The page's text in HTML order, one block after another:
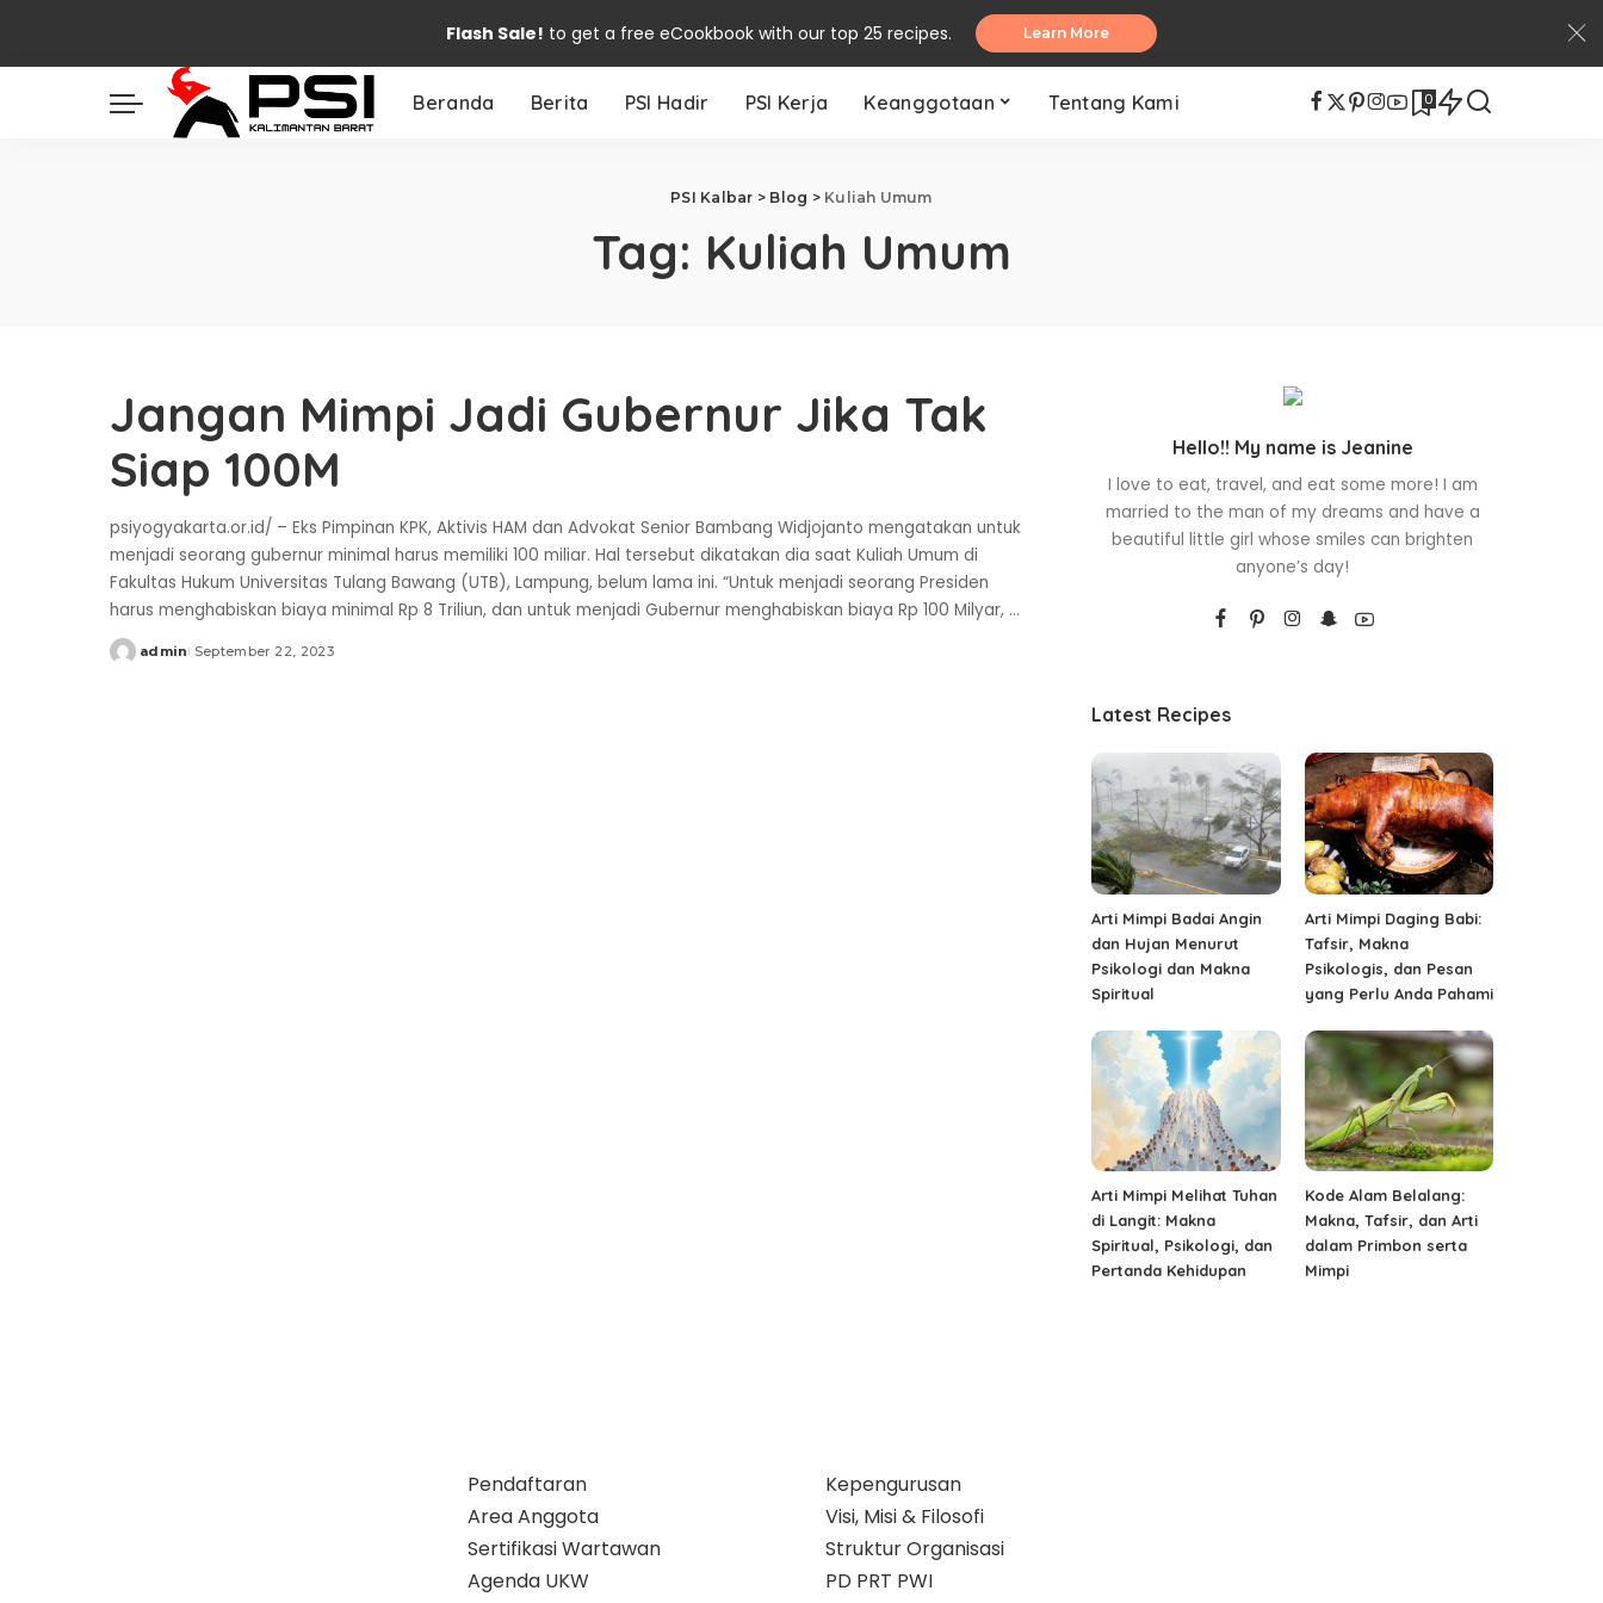
Flash Sale! to get a free eCookbook with our top 25 recipes. Learn More
Beranda Berita PSI Hadir PSI Kerja Keanggotaan Tentang Kami 0
PSI Kalbar > Blog > Kuliah Umum
Tag: Kuliah Umum
Jangan Mimpi Jadi Gubernur Jika Tak
Siap 100M
psiyogyakarta.or.id/ – Eks Pimpinan KPK, Aktivis HAM dan Advokat Senior Bambang Widjojanto mengatakan untuk
menjadi seorang gubernur minimal harus memiliki 100 miliar. Hal tersebut dikatakan dia saat Kuliah Umum di
Fakultas Hukum Universitas Tulang Bawang (UTB), Lampung, belum lama ini. “Untuk menjadi seorang Presiden
harus menghabiskan biaya minimal Rp 8 Triliun, dan untuk menjadi Gubernur menghabiskan biaya Rp 100 Milyar, ...
Posted
admin September 22, 2023
Hello!! My name is Jeanine
I love to eat, travel, and eat some more! I am
married to the man of my dreams and have a
beautiful little girl whose smiles can brighten
anyone’s day!
Latest Recipes
Arti Mimpi Badai Angin
dan Hujan Menurut
Psikologi dan Makna
Spiritual
Arti Mimpi Daging Babi:
Tafsir, Makna
Psikologis, dan Pesan
yang Perlu Anda Pahami
Arti Mimpi Melihat Tuhan
di Langit: Makna
Spiritual, Psikologi, dan
Pertanda Kehidupan
Kode Alam Belalang:
Makna, Tafsir, dan Arti
dalam Primbon serta
Mimpi
Pendaftaran
Area Anggota
Sertifikasi Wartawan
Agenda UKW
Kepengurusan
Visi, Misi & Filosofi
Struktur Organisasi
PD PRT PWI